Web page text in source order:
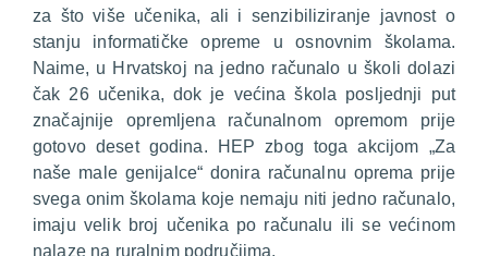
za što više učenika, ali i senzibiliziranje javnost o
stanju informatičke opreme u osnovnim školama.
Naime, u Hrvatskoj na jedno računalo u školi dolazi
čak 26 učenika, dok je većina škola posljednji put
značajnije opremljena računalnom opremom prije
gotovo deset godina. HEP zbog toga akcijom „Za
naše male genijalce“ donira računalnu oprema prije
svega onim školama koje nemaju niti jedno računalo,
imaju velik broj učenika po računalu ili se većinom
nalaze na ruralnim područjima.